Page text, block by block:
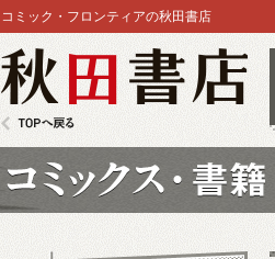
コミック・フロンティアの秋田書店